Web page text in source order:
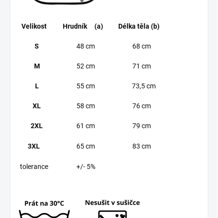
Velikost Hrudník (a) Délka těla (b)
S 48 cm 68 cm
M 52 cm 71 cm
L 55 cm 73,5 cm
XL 58 cm 76 cm
2XL 61 cm 79 cm
3XL 65 cm 83 cm
tolerance +/- 5%